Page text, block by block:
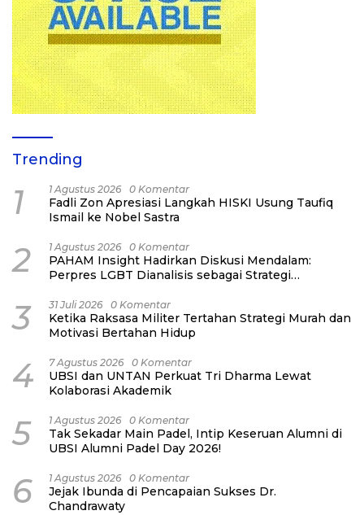
Trending
1 1 Agustus 2026 0 Komentar
Fadli Zon Apresiasi Langkah HISKI Usung Taufiq
Ismail ke Nobel Sastra
2 1 Agustus 2026 0 Komentar
PAHAM Insight Hadirkan Diskusi Mendalam:
Perpres LGBT Dianalisis sebagai Strategi
3 31 Juli 2026 0 Komentar
Ketika Raksasa Militer Tertahan Strategi Murah dan
Motivasi Bertahan Hidup
4 7 Agustus 2026 0 Komentar
UBSI dan UNTAN Perkuat Tri Dharma Lewat
Kolaborasi Akademik
5 1 Agustus 2026 0 Komentar
Tak Sekadar Main Padel, Intip Keseruan Alumni di
UBSI Alumni Padel Day 2026!
6 1 Agustus 2026 0 Komentar
Jejak Ibunda di Pencapaian Sukses Dr.
Chandrawaty